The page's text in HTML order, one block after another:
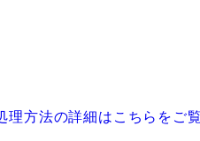
理方法の詳細はこちらをご